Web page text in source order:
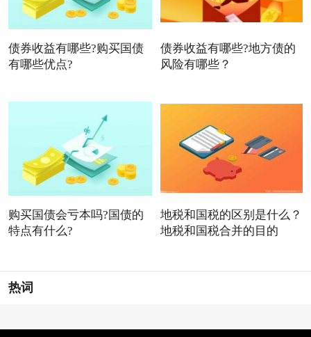
债券收益有哪些?购买国债
有哪些优点?
债券收益有哪些?地方债的
风险有哪些？
购买国债会亏本吗?国债的
特点有什么?
地税和国税的区别是什么？
地税和国税合并的目的
热词